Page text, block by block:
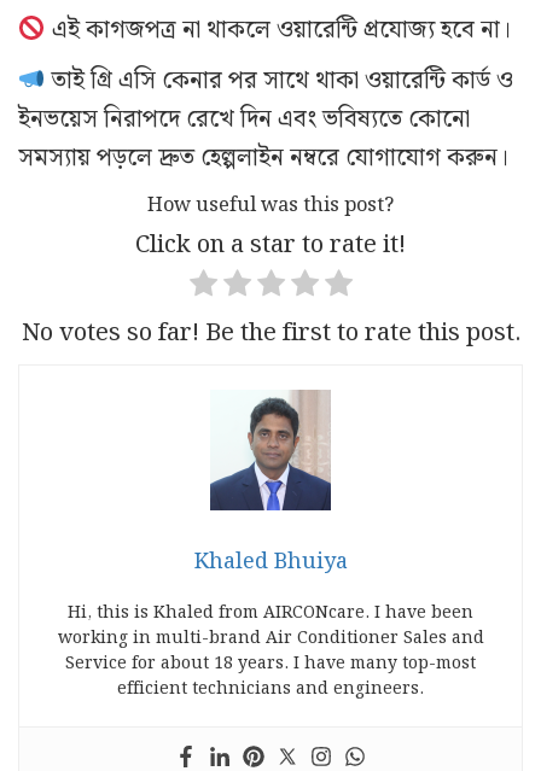
এই কাগজপত্র না থাকলে ওয়ারেন্টি প্রযোজ্য হবে না।
তাই গ্রি এসি কেনার পর সাথে থাকা ওয়ারেন্টি কার্ড ও
ইনভয়েস নিরাপদে রেখে দিন এবং ভবিষ্যতে কোনো
সমস্যায় পড়লে দ্রুত হেল্পলাইন নম্বরে যোগাযোগ করুন।
How useful was this post?
Click on a star to rate it!
No votes so far! Be the first to rate this post.
Khaled Bhuiya
Hi, this is Khaled from AIRCONcare. I have been
working in multi-brand Air Conditioner Sales and
Service for about 18 years. I have many top-most
efficient technicians and engineers.